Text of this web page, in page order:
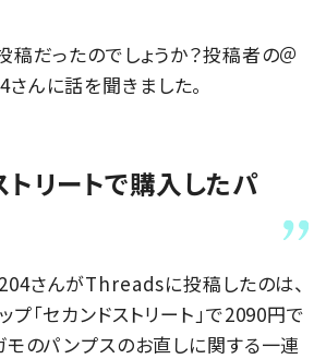
稿だったのでしょうか？投稿者の＠
んに話を聞きました。
トリートで購入したパ
さんがThreadsに投稿したのは、
プ「セカンドストリート」で2090円で
モのパンプスのお直しに関する一連